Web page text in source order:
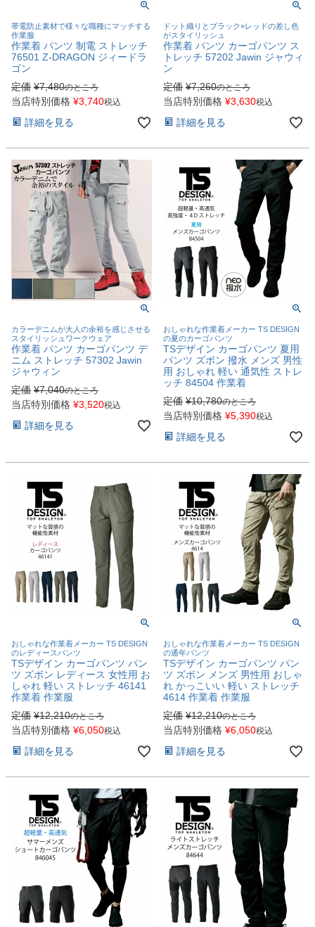
帯電防止素材で様々な職種にマッチする
作業服
作業着 パンツ 制電 ストレッチ
76501 Z-DRAGON ジィードラ
ゴン
定価 ¥7,480のところ
当店特別価格 ¥3,740税込
詳細を見る
ドット織りとブラック×レッドの差し色
がスタイリッシュ
作業着 パンツ カーゴパンツ ス
トレッチ 57202 Jawin ジャウィ
ン
定価 ¥7,260のところ
当店特別価格 ¥3,630税込
詳細を見る
カラーデニムが大人の余裕を感じさせる
スタイリッシュワークウェア
作業着 パンツ カーゴパンツ デ
ニム ストレッチ 57302 Jawin
ジャウィン
定価 ¥7,040のところ
当店特別価格 ¥3,520税込
詳細を見る
おしゃれな作業着メーカー TS DESIGN
の夏のカーゴパンツ
TSデザイン カーゴパンツ 夏用
パンツ ズボン 撥水 メンズ 男性
用 おしゃれ 軽い 通気性 ストレ
ッチ 84504 作業着
定価 ¥10,780のところ
当店特別価格 ¥5,390税込
詳細を見る
おしゃれな作業着メーカー TS DESIGN
のレディースパンツ
TSデザイン カーゴパンツ パン
ツ ズボン レディース 女性用 お
しゃれ 軽い ストレッチ 46141
作業着 作業服
定価 ¥12,210のところ
当店特別価格 ¥6,050税込
詳細を見る
おしゃれな作業着メーカー TS DESIGN
の通年パンツ
TSデザイン カーゴパンツ パン
ツ ズボン メンズ 男性用 おしゃ
れ かっこいい 軽い ストレッチ
4614 作業着 作業服
定価 ¥12,210のところ
当店特別価格 ¥6,050税込
詳細を見る